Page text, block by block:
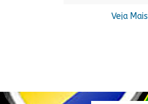
Veja Mais